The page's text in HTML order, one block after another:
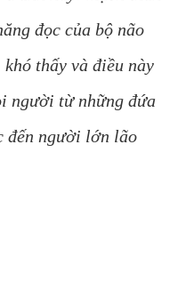
đọc của bộ não
thấy và điều này
người từ những đứa
đến người lớn lão